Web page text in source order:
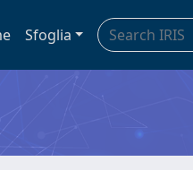
Sfoglia